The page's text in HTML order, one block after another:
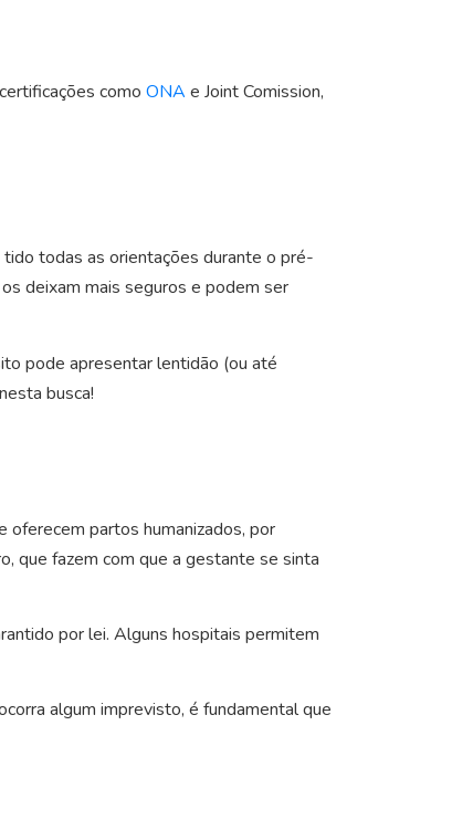
como ONA e Joint Comission,
todas as orientações durante o pré-
deixam mais seguros e podem ser
pode apresentar lentidão (ou até
busca!
partos humanizados, por
que fazem com que a gestante se sinta
por lei. Alguns hospitais permitem
algum imprevisto, é fundamental que